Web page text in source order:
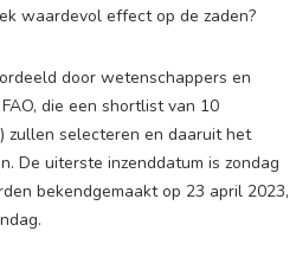
waardevol effect op de zaden?
door wetenschappers en
die een shortlist van 10
zullen selecteren en daaruit het
De uiterste inzenddatum is zondag
bekendgemaakt op 23 april 2023,